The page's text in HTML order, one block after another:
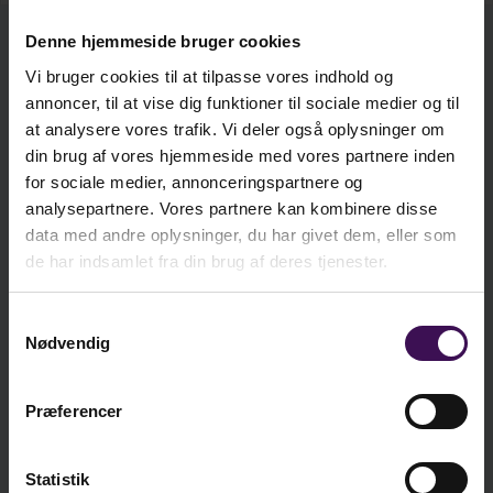
Denne hjemmeside bruger cookies
Vi bruger cookies til at tilpasse vores indhold og
annoncer, til at vise dig funktioner til sociale medier og til
at analysere vores trafik. Vi deler også oplysninger om
din brug af vores hjemmeside med vores partnere inden
for sociale medier, annonceringspartnere og
analysepartnere. Vores partnere kan kombinere disse
data med andre oplysninger, du har givet dem, eller som
de har indsamlet fra din brug af deres tjenester.
Nødvendig
Præferencer
Statistik
Endelig er børneyoga en måde at lege med
kroppen og alle dens muligheder og
begrænsninger på med en bevidsthed om, hvad
der emotionelt sker uden på og inden i os imens.
At forstå og kunne mærke sig selv er en
forudsætning for at være en del af meningsfulde
fællesskaber og udvikle sig både som
enkeltindivid og som en del af et større fællesskab
I anden del af bogen følger de mange yogaøvelser
dens fysiologiske effekt, og hvordan den styrker
kroppen, hvorefter det nøje beskrives, hvordan
indbydende spørgsmål, som man kan reflektere
Bog kr. 521,25
Ekskl. moms
E-bog kr. 457,50
Ekskl. moms
kr.521,25